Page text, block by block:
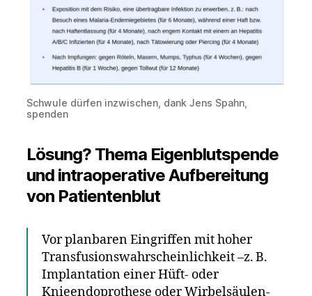
Schwule dürfen inzwischen, dank Jens Spahn,
spenden
Lösung? Thema Eigenblutspende
und intraoperative Aufbereitung
von Patientenblut
Vor planbaren Eingriffen mit hoher
Transfusionswahrscheinlichkeit –z. B.
Implantation einer Hüft- oder
Knieendoprothese oder Wirbelsäulen-